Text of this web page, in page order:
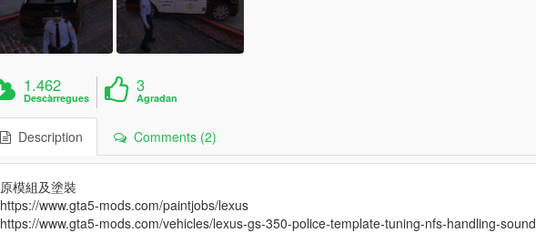
1.462
Descàrregues
3
Agradan
Description Comments (2)
原模組及塗裝
https://www.gta5-mods.com/paintjobs/lexus
https://www.gta5-mods.com/vehicles/lexus-gs-350-police-template-tuning-nfs-handling-sound